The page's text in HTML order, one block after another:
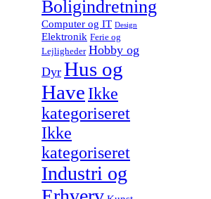
Boligindretning
Computer og IT Design
Elektronik Ferie og
Lejligheder Hobby og
Dyr Hus og
Have Ikke
kategoriseret
Ikke
kategoriseret
Industri og